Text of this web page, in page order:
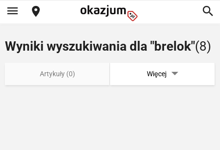
Wyniki wyszukiwania dla "brelok"(8)
Artykuły (0) Więcej